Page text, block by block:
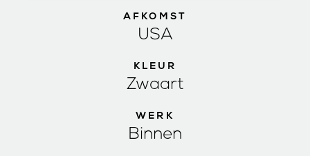
AFKOMST
USA
KLEUR
Zwaart
WERK
Binnen